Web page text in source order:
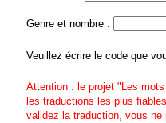
Genre et nombre :
Veuillez écrire le code que
Attention : le projet "Les
les traductions les plus
validez la traduction, vous